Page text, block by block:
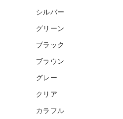
シルバー
グリーン
ブラック
ブラウン
グレー
クリア
カラフル